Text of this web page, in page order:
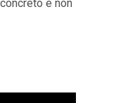
e non